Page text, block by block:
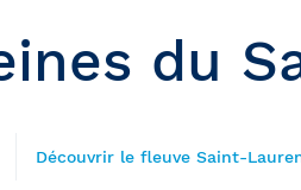
Île
aux feux d'artificedu
Découvrir le fleuve Saint-